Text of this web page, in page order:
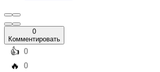
0
Комментировать
️👍 0
️🔥 0